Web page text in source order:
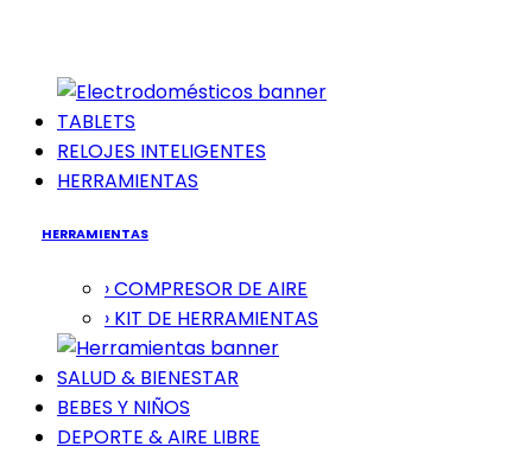
TABLETS
RELOJES INTELIGENTES
HERRAMIENTAS
HERRAMIENTAS
› COMPRESOR DE AIRE
› KIT DE HERRAMIENTAS
SALUD & BIENESTAR
BEBES Y NIÑOS
DEPORTE & AIRE LIBRE